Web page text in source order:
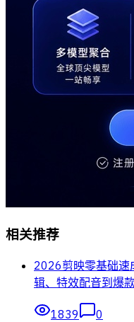
相关推荐
2026剪映零基础速
辑、特效配音到爆
1839
0